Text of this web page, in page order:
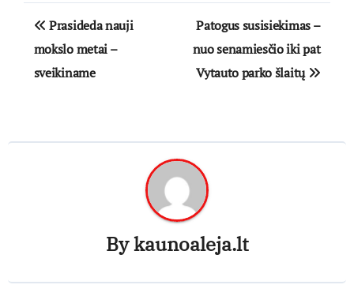
Navigacija
tarp
įrašų
Prasideda nauji
mokslo metai –
sveikiname
Patogus susisiekimas –
nuo senamiesčio iki pat
Vytauto parko šlaitų
Bykaunoaleja.lt